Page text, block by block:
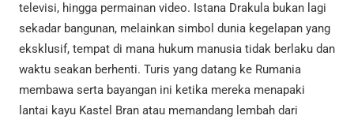
televisi, hingga permainan video. Istana Drakula bukan lagi
sekadar bangunan, melainkan simbol dunia kegelapan yang
eksklusif, tempat di mana hukum manusia tidak berlaku dan
waktu seakan berhenti. Turis yang datang ke Rumania
membawa serta bayangan ini ketika mereka menapaki
lantai kayu Kastel Bran atau memandang lembah dari